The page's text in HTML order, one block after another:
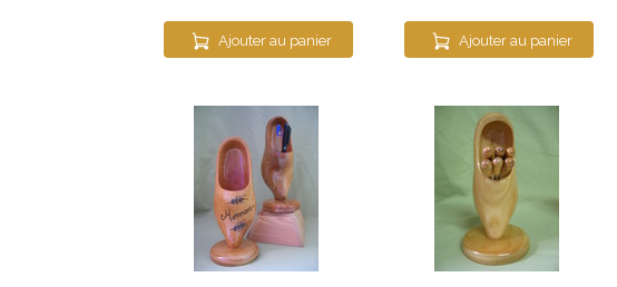
Ajouter au panier Ajouter au panier